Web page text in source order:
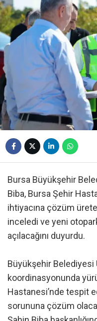
Bursa Büyükşehir
Biba, Bursa Şehir
ihtiyacına çözüm
inceledi ve yeni
açılacağını duyurdu.
Büyükşehir Belediyesi
koordinasyonunda
Hastanesi’nde tespit
sorununa çözüm